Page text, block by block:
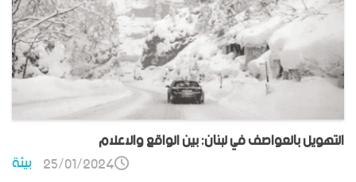
التهويل بالعواصف في لبنان: بين الواقع والاعلام
بيئة 25/01/2024